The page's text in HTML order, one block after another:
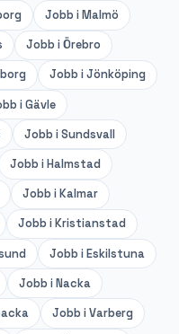
Jobb iMalmö
Jobb iÖrebro
Jobb iJönköping
iGävle
Jobb iSundsvall
Jobb iHalmstad
Jobb iKalmar
Jobb iKristianstad
Jobb iEskilstuna
Jobb iNacka
Jobb iVarberg